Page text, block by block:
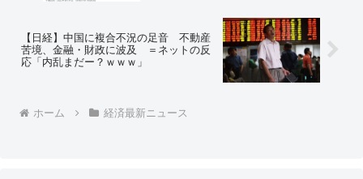
【日経】中国に複合不況の足音 不動産
苦境、金融・財政に波及 ＝ネットの反
応「内乱まだー？ｗｗｗ」
ホーム 経済最新ニュース